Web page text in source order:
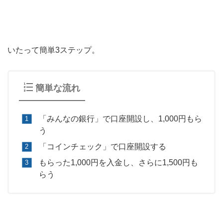
いたって簡単3ステップ。
簡単な流れ
「みんなの銀行」で口座開設し、1,000円もら
う
「コインチェック」で口座開設する
もらった1,000円を入金し、さらに1,500円も
らう